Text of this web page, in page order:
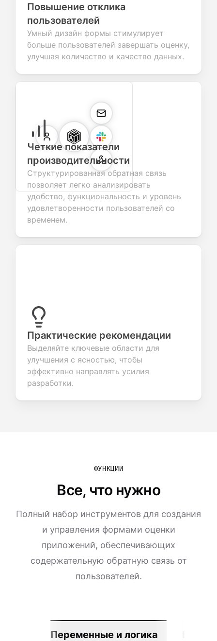
Повышение отклика
пользователей
Умный дизайн формы стимулирует
больше пользователей завершать оценку,
улучшая количество и качество данных.
Четкие показатели
производительности
Структурированная обратная связь
позволяет легко анализировать
удобство, функциональность и уровень
удовлетворенности пользователей со
временем.
Практические рекомендации
Выделяйте ключевые области для
улучшения с ясностью, чтобы
эффективно направлять усилия
разработки.
ФУНКЦИИ
Все, что нужно
Полный набор инструментов для создания
и управления формами оценки
приложений, обеспечивающих
содержательную обратную связь от
пользователей.
Переменные и логика